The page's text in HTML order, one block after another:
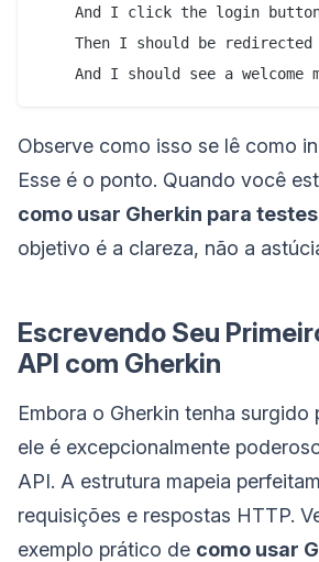
And I click the login
Then I should be redirected
Observe como isso se lê como
Esse é o ponto. Quando você
como usar Gherkin para testes
objetivo é a clareza, não a
Escrevendo Seu
API com Gherkin
Embora o Gherkin tenha surgido
ele é excepcionalmente
API. A estrutura mapeia
requisições e respostas HTTP.
exemplo prático de como usar